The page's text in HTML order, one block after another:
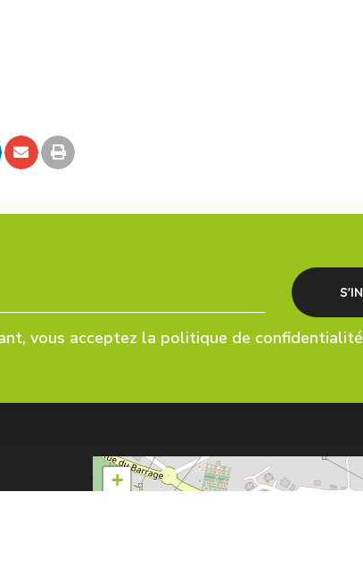
vous acceptez la politique de confidentialité
+